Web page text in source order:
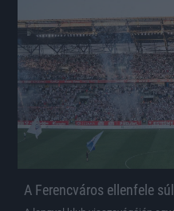
A Ferencváros ellenfele